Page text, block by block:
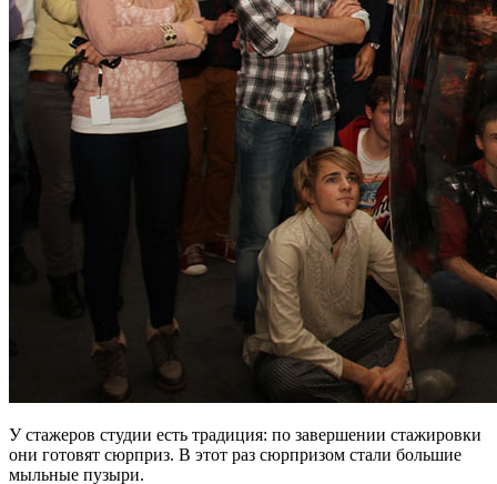
У стажеров студии есть традиция: по завершении стажировки
они готовят сюрприз. В этот раз сюрпризом стали большие
мыльные пузыри.